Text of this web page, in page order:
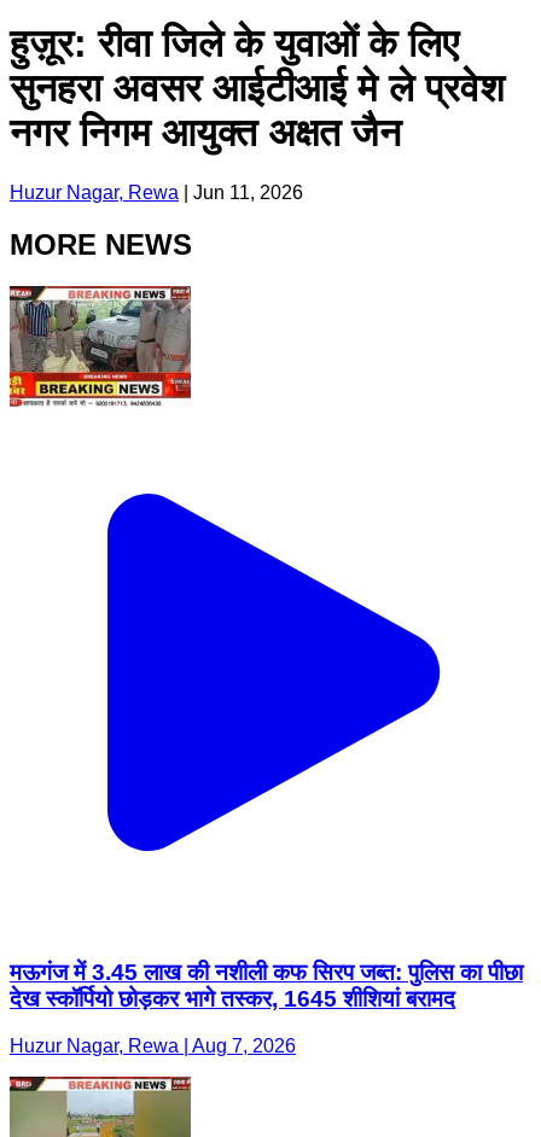
हुज़ूर: रीवा जिले के युवाओं के लिए
सुनहरा अवसर आईटीआई मे ले प्रवेश
नगर निगम आयुक्त अक्षत जैन
Huzur Nagar, Rewa Jun 11, 2026
MORE NEWS
मऊगंज में 3.45 लाख की नशीली कफ सिरप जब्त: पुलिस का पीछा
देख स्कॉर्पियो छोड़कर भागे तस्कर, 1645 शीशियां बरामद
Huzur Nagar, Rewa | Aug 7, 2026